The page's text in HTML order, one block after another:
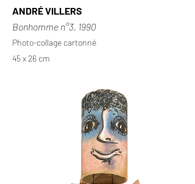
ANDRÉ VILLERS
Bonhomme n°3, 1990
Photo-collage cartonné
45 x 26 cm